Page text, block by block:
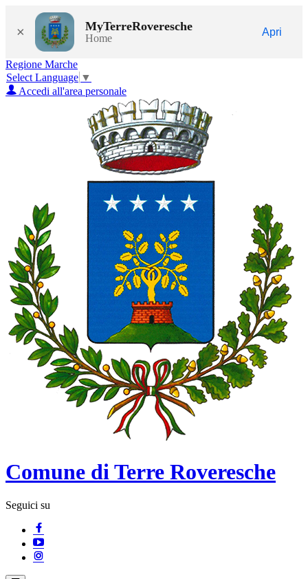
× MyTerreRoveresche
Home
Apri
Regione Marche
Select Language ▼
Accedi all'area personale
Comune di Terre Roveresche
Seguici su